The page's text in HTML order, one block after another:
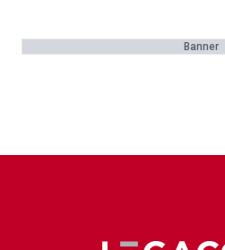
Banner